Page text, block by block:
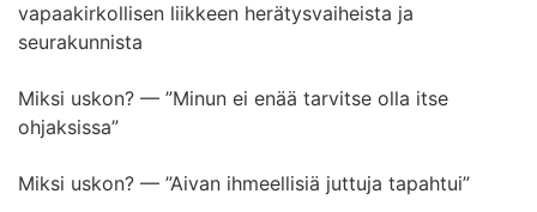
vapaakirkollisen liikkeen herätysvaiheista ja
seurakunnista
Miksi uskon? — ”Minun ei enää tarvitse olla itse
ohjaksissa”
Miksi uskon? — ”Aivan ihmeellisiä juttuja tapahtui”